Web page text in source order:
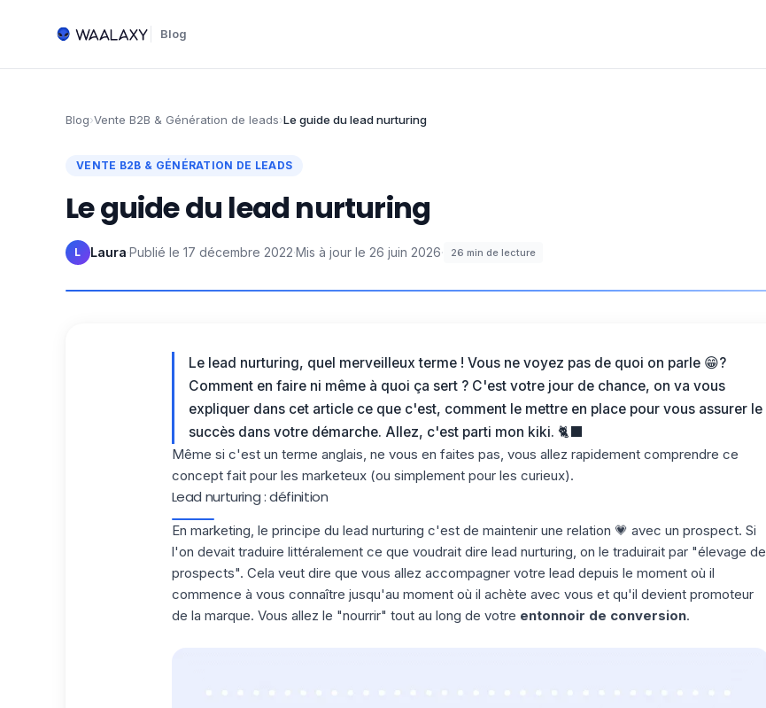
Blog
Blog›Vente B2B & Génération de leads›Le guide du lead nurturing
VENTE B2B & GÉNÉRATION DE LEADS
Le guide du lead nurturing
L Laura·Publié le 17 décembre 2022·Mis à jour le 26 juin 2026· 26 min de lecture
Le lead nurturing, quel merveilleux terme ! Vous ne voyez pas de quoi on parle 😁?
Comment en faire ni même à quoi ça sert ? C'est votre jour de chance, on va vous
expliquer dans cet article ce que c'est, comment le mettre en place pour vous assurer le
succès dans votre démarche. Allez, c'est parti mon kiki. 🐈‍⬛
Même si c'est un terme anglais, ne vous en faites pas, vous allez rapidement comprendre ce
concept fait pour les marketeux (ou simplement pour les curieux).
Lead nurturing : définition
En marketing, le principe du lead nurturing c'est de maintenir une relation 💗 avec un prospect. Si
l'on devait traduire littéralement ce que voudrait dire lead nurturing, on le traduirait par "élevage de
prospects". Cela veut dire que vous allez accompagner votre lead depuis le moment où il
commence à vous connaître jusqu'au moment où il achète avec vous et qu'il devient promoteur
de la marque. Vous allez le "nourrir" tout au long de votre entonnoir de conversion.